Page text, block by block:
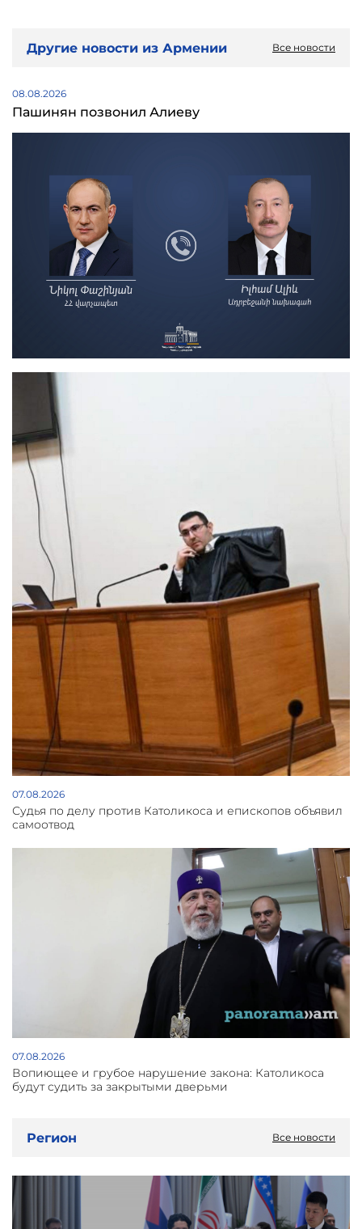
Другие новости из Армении Все новости
08.08.2026
Пашинян позвонил Алиеву
07.08.2026
Судья по делу против Католикоса и епископов объявил
самоотвод
07.08.2026
Вопиющее и грубое нарушение закона: Католикоса
будут судить за закрытыми дверьми
Регион Все новости